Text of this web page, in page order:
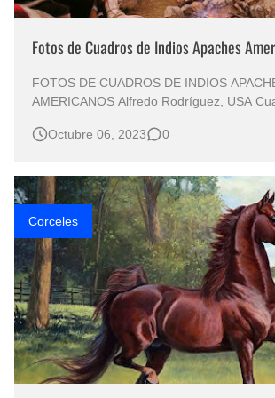
Fotos de Cuadros de Indios Apaches
FOTOS DE CUADROS DE INDIOS
AMERICANOS Alfredo Rodríguez, USA Cuadros con Indios
de Paisajes con Indios Arte en Pinturas de Indios Retratos
Retratos de Apaches Imágene…
Octubre 06, 2023 0
Corceles